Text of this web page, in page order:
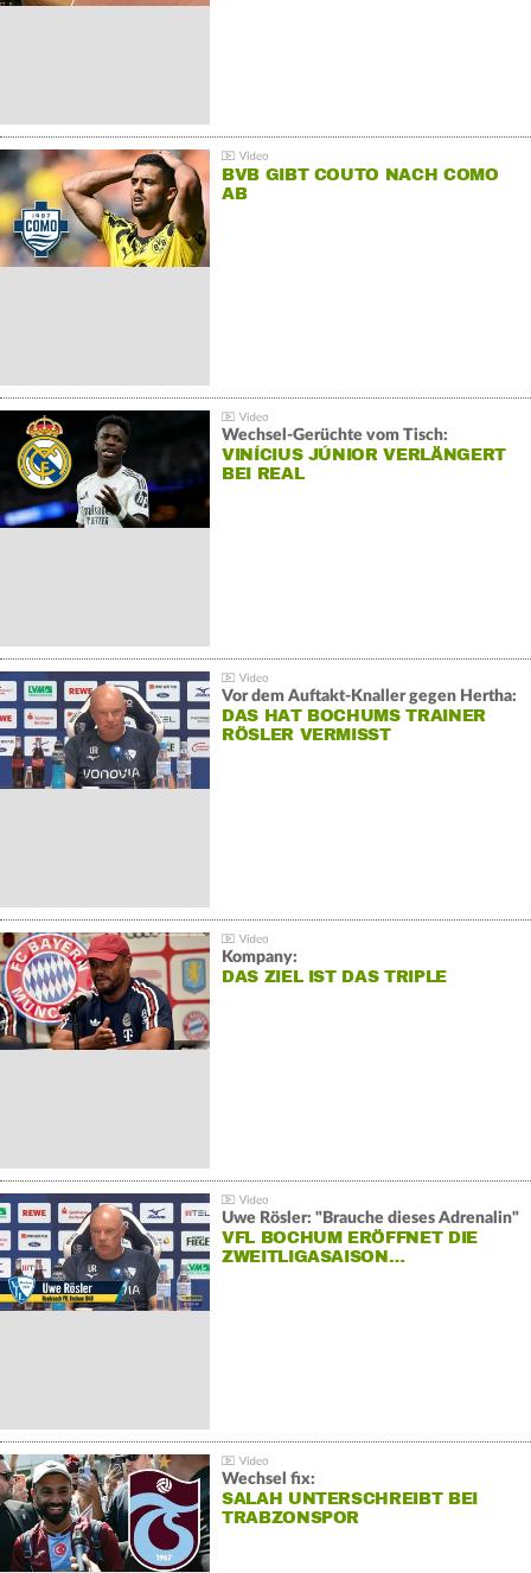
BVB GIBT COUTO NACH COMO
AB
Wechsel-Gerüchte vom Tisch:
VINÍCIUS JÚNIOR VERLÄNGERT
BEI REAL
Vor dem Auftakt-Knaller gegen Hertha:
DAS HAT BOCHUMS TRAINER
RÖSLER VERMISST
Kompany:
DAS ZIEL IST DAS TRIPLE
Uwe Rösler: "Brauche dieses Adrenalin"
VFL BOCHUM ERÖFFNET DIE
ZWEITLIGASAISON…
Wechsel fix:
SALAH UNTERSCHREIBT BEI
TRABZONSPOR